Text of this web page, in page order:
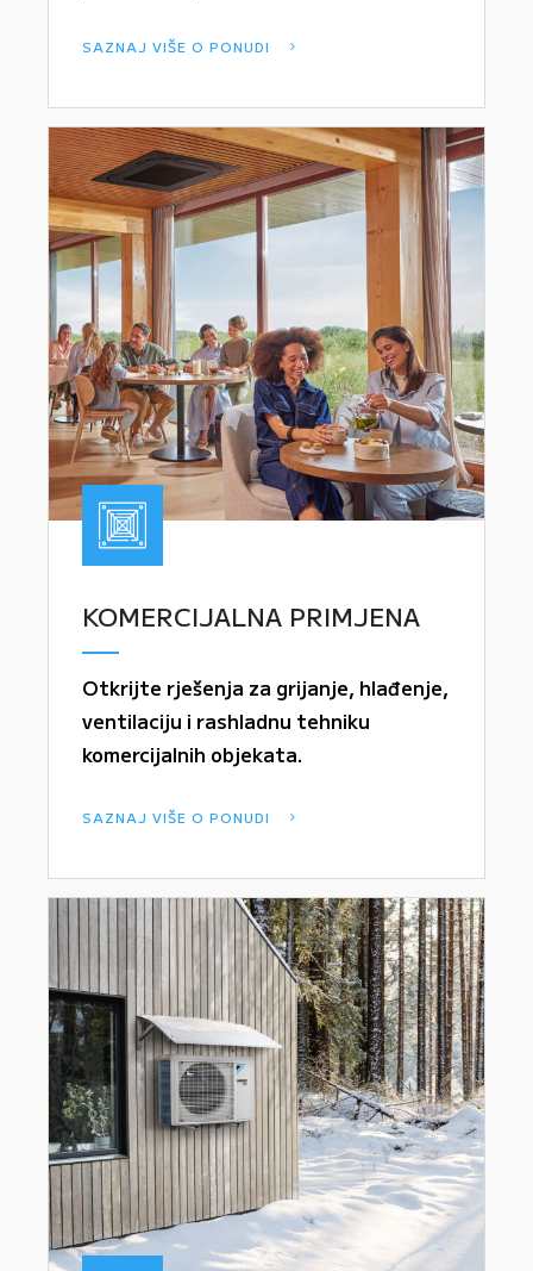
SAZNAJ VIŠE O PONUDI
KOMERCIJALNA PRIMJENA
Otkrijte rješenja za grijanje, hlađenje,
ventilaciju i rashladnu tehniku
komercijalnih objekata.
SAZNAJ VIŠE O PONUDI